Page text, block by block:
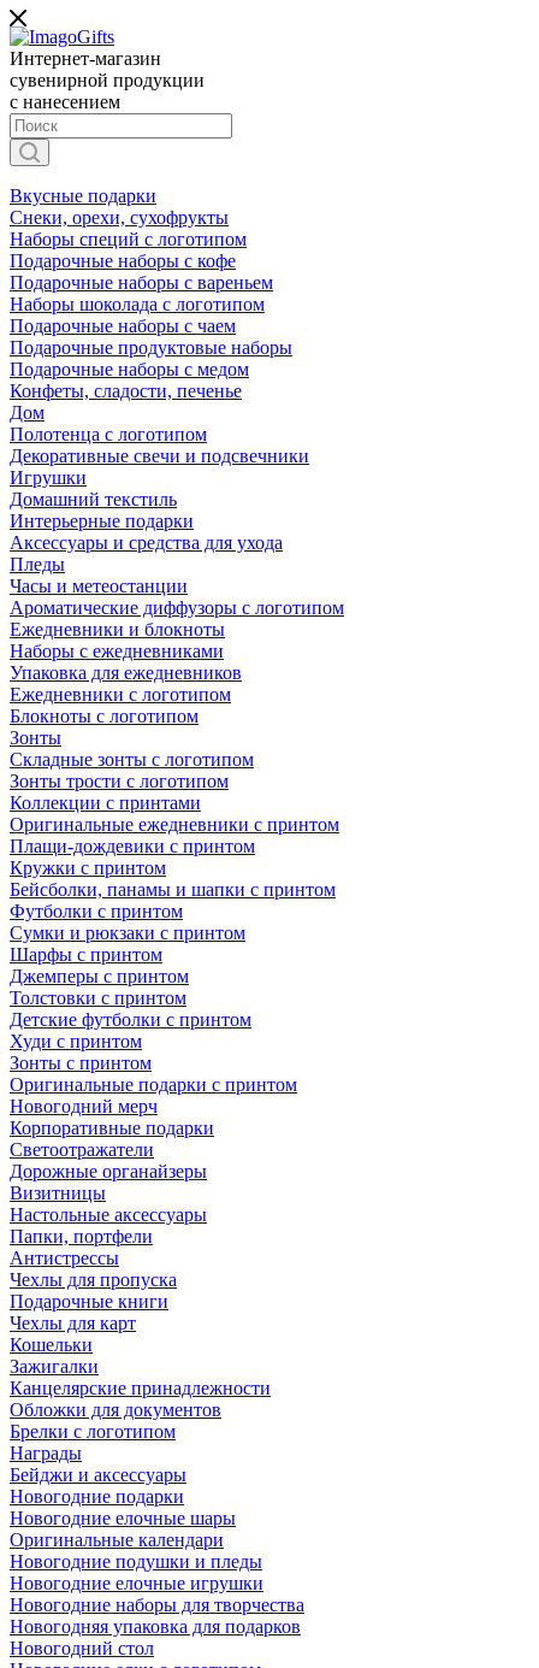
Интернет-магазин
сувенирной продукции
с нанесением
Вкусные подарки
Снеки, орехи, сухофрукты
Наборы специй с логотипом
Подарочные наборы с кофе
Подарочные наборы с вареньем
Наборы шоколада с логотипом
Подарочные наборы с чаем
Подарочные продуктовые наборы
Подарочные наборы с медом
Конфеты, сладости, печенье
Дом
Полотенца с логотипом
Декоративные свечи и подсвечники
Игрушки
Домашний текстиль
Интерьерные подарки
Аксессуары и средства для ухода
Пледы
Часы и метеостанции
Ароматические диффузоры с логотипом
Ежедневники и блокноты
Наборы с ежедневниками
Упаковка для ежедневников
Ежедневники с логотипом
Блокноты с логотипом
Зонты
Складные зонты с логотипом
Зонты трости с логотипом
Коллекции с принтами
Оригинальные ежедневники с принтом
Плащи-дождевики с принтом
Кружки с принтом
Бейсболки, панамы и шапки с принтом
Футболки с принтом
Сумки и рюкзаки с принтом
Шарфы с принтом
Джемперы с принтом
Толстовки с принтом
Детские футболки с принтом
Худи с принтом
Зонты с принтом
Оригинальные подарки с принтом
Новогодний мерч
Корпоративные подарки
Светоотражатели
Дорожные органайзеры
Визитницы
Настольные аксессуары
Папки, портфели
Антистрессы
Чехлы для пропуска
Подарочные книги
Чехлы для карт
Кошельки
Зажигалки
Канцелярские принадлежности
Обложки для документов
Брелки с логотипом
Награды
Бейджи и аксессуары
Новогодние подарки
Новогодние елочные шары
Оригинальные календари
Новогодние подушки и пледы
Новогодние елочные игрушки
Новогодние наборы для творчества
Новогодняя упаковка для подарков
Новогодний стол